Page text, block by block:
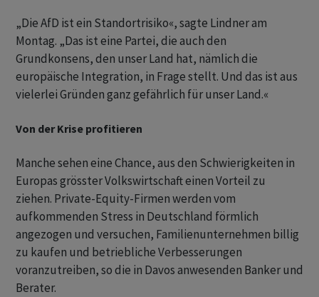
„Die AfD ist ein Standortrisiko«, sagte Lindner am
Montag. „Das ist eine Partei, die auch den
Grundkonsens, den unser Land hat, nämlich die
europäische Integration, in Frage stellt. Und das ist aus
vielerlei Gründen ganz gefährlich für unser Land.«
Von der Krise profitieren
Manche sehen eine Chance, aus den Schwierigkeiten in
Europas grösster Volkswirtschaft einen Vorteil zu
ziehen. Private-Equity-Firmen werden vom
aufkommenden Stress in Deutschland förmlich
angezogen und versuchen, Familienunternehmen billig
zu kaufen und betriebliche Verbesserungen
voranzutreiben, so die in Davos anwesenden Banker und
Berater.